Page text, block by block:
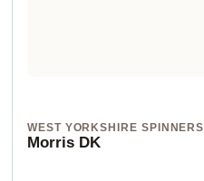
WEST YORKSHIRE SPINNERS
Morris DK